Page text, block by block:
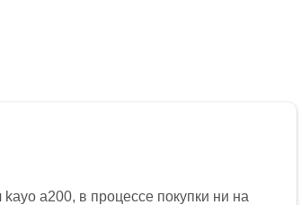
a200, в процессе покупки ни на